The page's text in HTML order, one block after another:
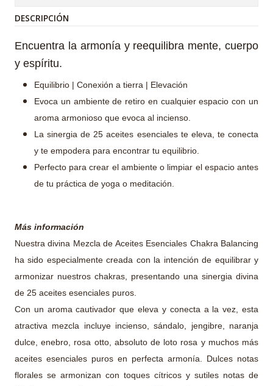
DESCRIPCIÓN
Encuentra la armonía y reequilibra mente, cuerpo
y espíritu.
Equilibrio | Conexión a tierra | Elevación
Evoca un ambiente de retiro en cualquier espacio con un
aroma armonioso que evoca al incienso.
La sinergia de 25 aceites esenciales te eleva, te conecta
y te empodera para encontrar tu equilibrio.
Perfecto para crear el ambiente o limpiar el espacio antes
de tu práctica de yoga o meditación.
Más información
Nuestra divina Mezcla de Aceites Esenciales Chakra Balancing
ha sido especialmente creada con la intención de equilibrar y
armonizar nuestros chakras, presentando una sinergia divina
de 25 aceites esenciales puros.
Con un aroma cautivador que eleva y conecta a la vez, esta
atractiva mezcla incluye incienso, sándalo, jengibre, naranja
dulce, enebro, rosa otto, absoluto de loto rosa y muchos más
aceites esenciales puros en perfecta armonía. Dulces notas
florales se armonizan con toques cítricos y sutiles notas de